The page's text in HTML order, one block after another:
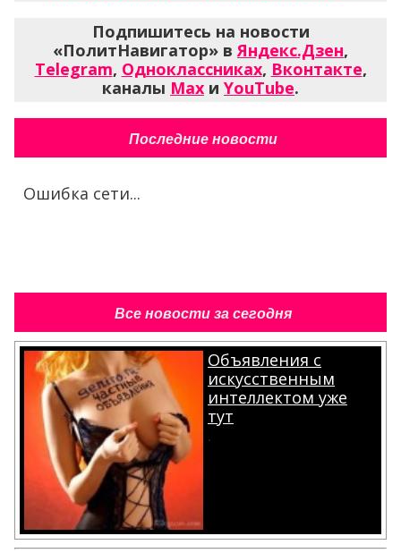
Подпишитесь на новости
«ПолитНавигатор» вЯндекс.Дзен,
Telegram, Одноклассниках, Вконтакте,
каналы Max и YouTube.
Последние новости
Ошибка сети...
Все новости за сегодня
Объявления с
искусственным
интеллектом уже
тут
.